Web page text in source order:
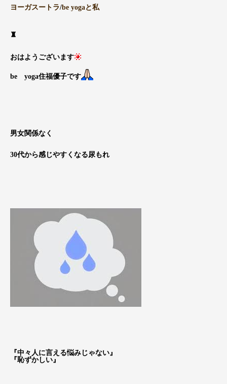
ヨーガスートラ/be yogaと私
♜
おはようございます
be yoga住福優子です
男女関係なく
30代から感じやすくなる尿もれ
『中々人に言える悩みじゃない』
『恥ずかしい』